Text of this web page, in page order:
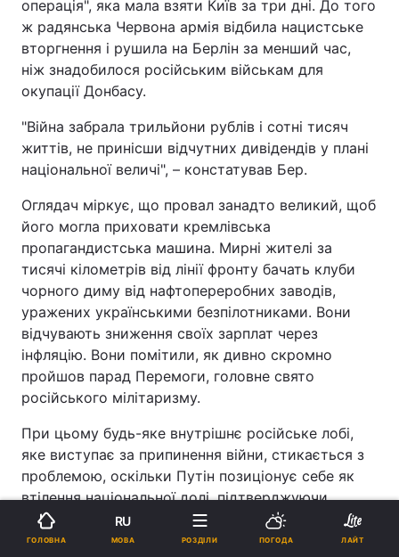
операція", яка мала взяти Київ за три дні. До того
ж радянська Червона армія відбила нацистське
вторгнення і рушила на Берлін за менший час,
ніж знадобилося російським військам для
окупації Донбасу.
"Війна забрала трильйони рублів і сотні тисяч
життів, не принісши відчутних дивідендів у плані
національної величі", – констатував Бер.
Оглядач міркує, що провал занадто великий, щоб
його могла приховати кремлівська
пропагандистська машина. Мирні жителі за
тисячі кілометрів від лінії фронту бачать клуби
чорного диму від нафтопереробних заводів,
уражених українськими безпілотниками. Вони
відчувають зниження своїх зарплат через
інфляцію. Вони помітили, як дивно скромно
пройшов парад Перемоги, головне свято
російського мілітаризму.
При цьому будь-яке внутрішнє російське лобі,
яке виступає за припинення війни, стикається з
проблемою, оскільки Путін позиціонує себе як
втілення національної долі, підтверджуючи
перевагу російської цивілізації над іншими.
Реклама
ГОЛОВНА
RU
МОВА РОЗДІЛИ ПОГОДА ЛАЙТ